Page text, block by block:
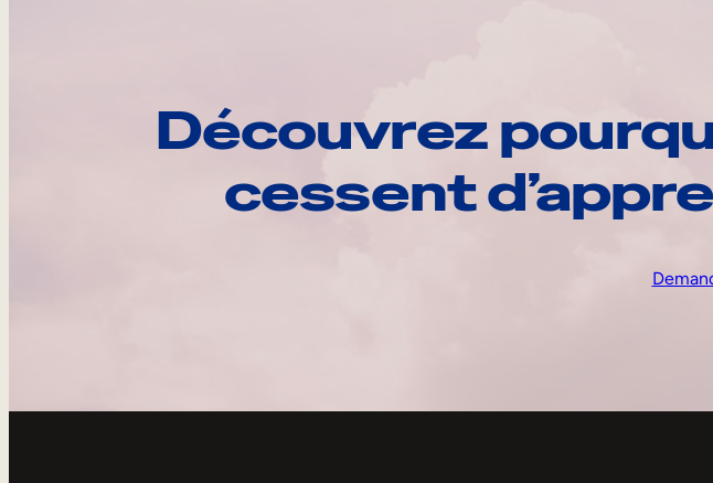
Découvrez
cessent